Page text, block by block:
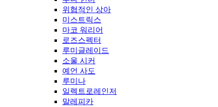
위협적인 상아
미스트릭스
마코 워리어
로즈스펙터
루미글레이드
소울 시커
예언 사도
루미나
일렉트로레인저
말레피카